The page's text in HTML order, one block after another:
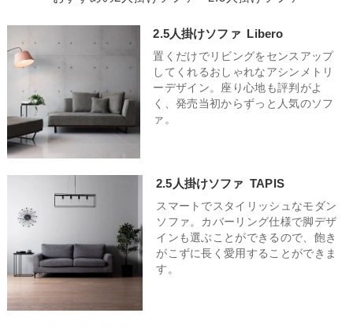
2.5人掛けソファ Libero
置くだけでリビングをセンスアップ
してくれるおしゃれなアシンメトリ
ーデザイン。座り心地も評判がよ
く、発売当初からずっと人気のソフ
ァ。
2.5人掛けソファ TAPIS
スマートでスタイリッシュなモダン
ソファ。カバーリング仕様で脚デザ
インも選ぶことができるので、飽き
がこずに長く愛用することができま
す。